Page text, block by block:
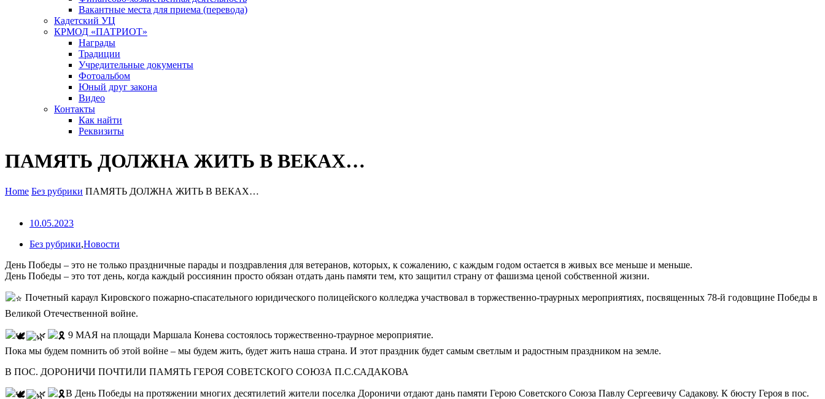
Вакантные места для приема (перевода)
Кадетский УЦ
КРМОД «ПАТРИОТ»
Награды
Традиции
Учредительные документы
Фотоальбом
Юный друг закона
Видео
Контакты
Как найти
Реквизиты
ПАМЯТЬ ДОЛЖНА ЖИТЬ В ВЕКАХ…
Home Без рубрики ПАМЯТЬ ДОЛЖНА ЖИТЬ В ВЕКАХ…
10.05.2023
Без рубрики,Новости
День Победы – это не только праздничные парады и поздравления для ветеранов, которых, к сожалению, с каждым годом остается в живых все меньше и меньше.
День Победы – это тот день, когда каждый россиянин просто обязан отдать дань памяти тем, кто защитил страну от фашизма ценой собственной жизни.
Почетный караул Кировского пожарно-спасательного юридического полицейского колледжа участвовал в торжественно-траурных мероприятиях, посвященных 78-й годовщине Победы в
Великой Отечественной войне.
9 МАЯ на площади Маршала Конева состоялось торжественно-траурное мероприятие.
Пока мы будем помнить об этой войне – мы будем жить, будет жить наша страна. И этот праздник будет самым светлым и радостным праздником на земле.
В ПОС. ДОРОНИЧИ ПОЧТИЛИ ПАМЯТЬ ГЕРОЯ СОВЕТСКОГО СОЮЗА П.С.САДАКОВА
В День Победы на протяжении многих десятилетий жители поселка Дороничи отдают дань памяти Герою Советского Союза Павлу Сергеевичу Садакову. К бюсту Героя в пос.